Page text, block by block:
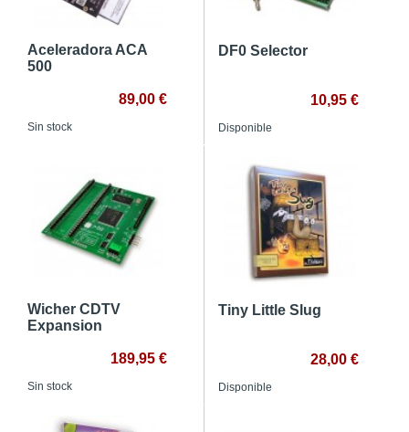
Aceleradora ACA
500
89,00 €
Sin stock
DF0 Selector
10,95 €
Disponible
Wicher CDTV
Expansion
189,95 €
Sin stock
Tiny Little Slug
28,00 €
Disponible